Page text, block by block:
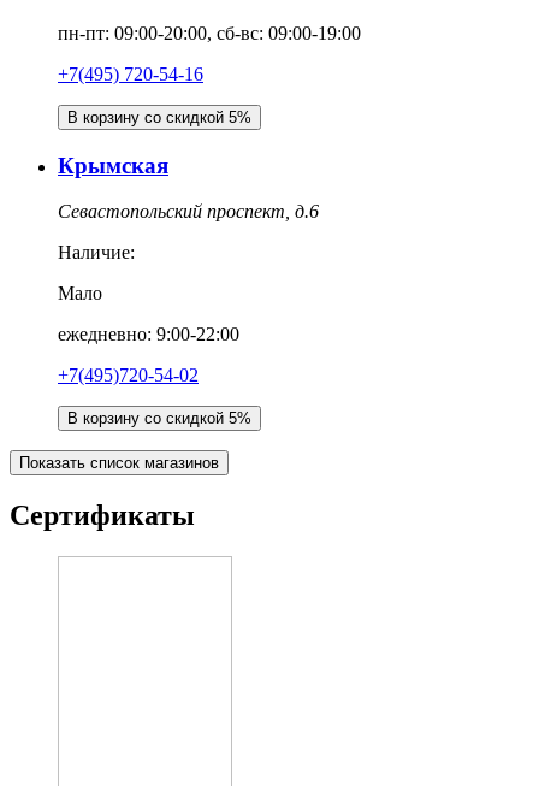
пн-пт: 09:00-20:00, сб-вс: 09:00-19:00
+7(495) 720-54-16
В корзину со скидкой 5%
Крымская
Севастопольский проспект, д.6
Наличие:
Мало
ежедневно: 9:00-22:00
+7(495)720-54-02
В корзину со скидкой 5%
Показать список магазинов
Сертификаты